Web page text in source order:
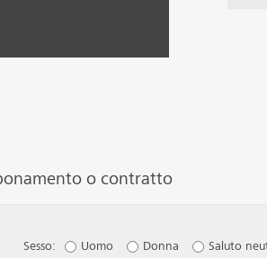
o contratto
Sesso: Uomo Donna Saluto